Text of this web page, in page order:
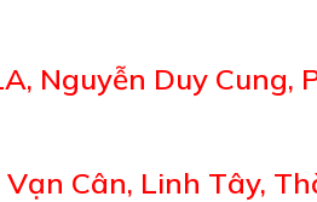
Nguyễn Duy Cung,
Cân, Linh Tây,